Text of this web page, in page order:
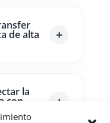
de alta
la
con